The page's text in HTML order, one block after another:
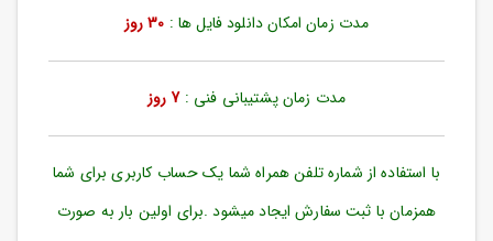
بازیابی
رمز
مدت زمان امکان دانلود فایل ها : 30 روز
مدت زمان پشتیبانی فنی :7 روز
با استفاده از شماره تلفن همراه شما یک حساب کاربری برای شما
همزمان با ثبت سفارش ایجاد میشود .برای اولین بار به صورت